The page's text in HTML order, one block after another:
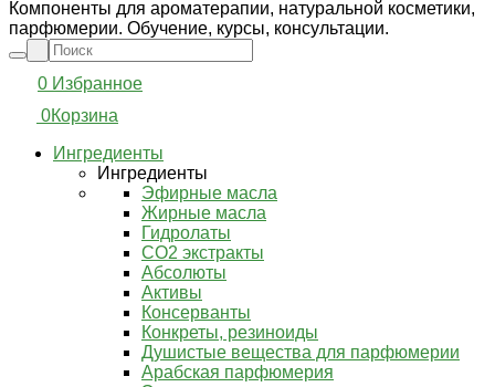
Компоненты для ароматерапии, натуральной косметики,
парфюмерии. Обучение, курсы, консультации.
0 Избранное
0Корзина
Ингредиенты
Ингредиенты
Эфирные масла
Жирные масла
Гидролаты
СО2 экстракты
Абсолюты
Активы
Консерванты
Конкреты, резиноиды
Душистые вещества для парфюмерии
Арабская парфюмерия